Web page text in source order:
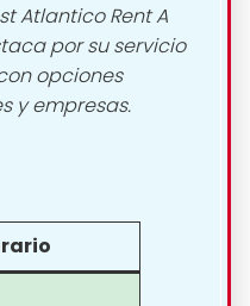
Atlantico Rent A
por su servicio
opciones
y empresas.